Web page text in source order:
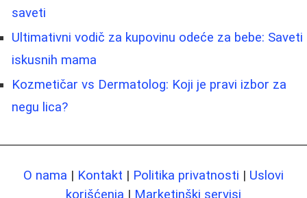
saveti
Ultimativni vodič za kupovinu odeće za bebe: Saveti
iskusnih mama
Kozmetičar vs Dermatolog: Koji je pravi izbor za
negu lica?
O nama | Kontakt | Politika privatnosti | Uslovi
korišćenja | Marketinški servisi